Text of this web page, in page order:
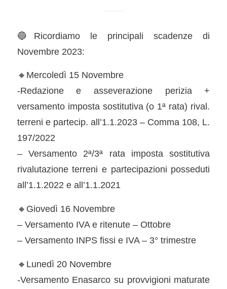
🔵Ricordiamo le principali scadenze di
Novembre 2023:
🔸Mercoledì 15 Novembre
-Redazione e asseverazione perizia +
versamento imposta sostitutiva (o 1ª rata) rival.
terreni e partecip. all’1.1.2023 – Comma 108, L.
197/2022
– Versamento 2ª/3ª rata imposta sostitutiva
rivalutazione terreni e partecipazioni posseduti
all’1.1.2022 e all’1.1.2021
🔸Giovedì 16 Novembre
– Versamento IVA e ritenute – Ottobre
– Versamento INPS fissi e IVA – 3° trimestre
🔸Lunedì 20 Novembre
-Versamento Enasarco su provvigioni maturate